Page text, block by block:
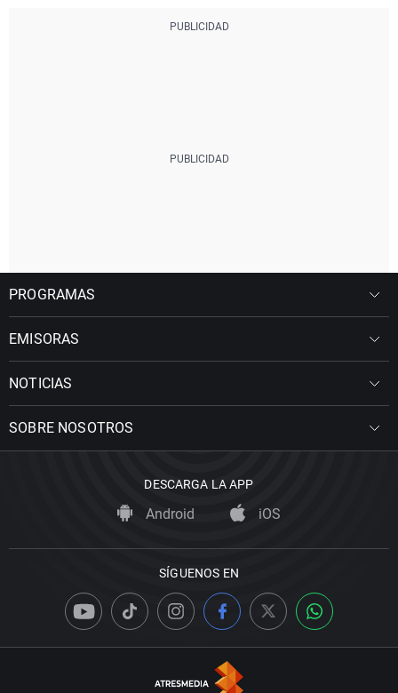
PROGRAMAS
EMISORAS
NOTICIAS
SOBRE NOSOTROS
DESCARGA LA APP
Android iOS
SÍGUENOS EN